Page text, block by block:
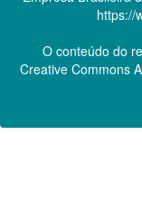
https://
O conteúdo do
Creative Commons